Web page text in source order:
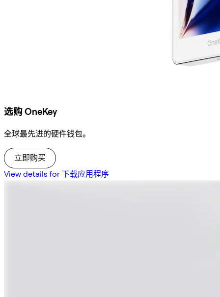
选购 OneKey
全球最先进的硬件钱包。
立即购买
View details for 下载应用程序